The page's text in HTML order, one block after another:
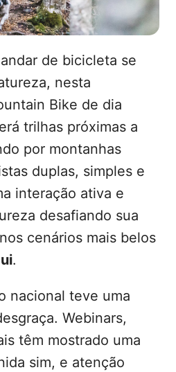
de bicicleta se
nesta
Bike de dia
trilhas próximas a
por montanhas
duplas, simples e
interação ativa e
desafiando sua
cenários mais belos
.
nacional teve uma
Webinars,
têm mostrado uma
sim, e atenção